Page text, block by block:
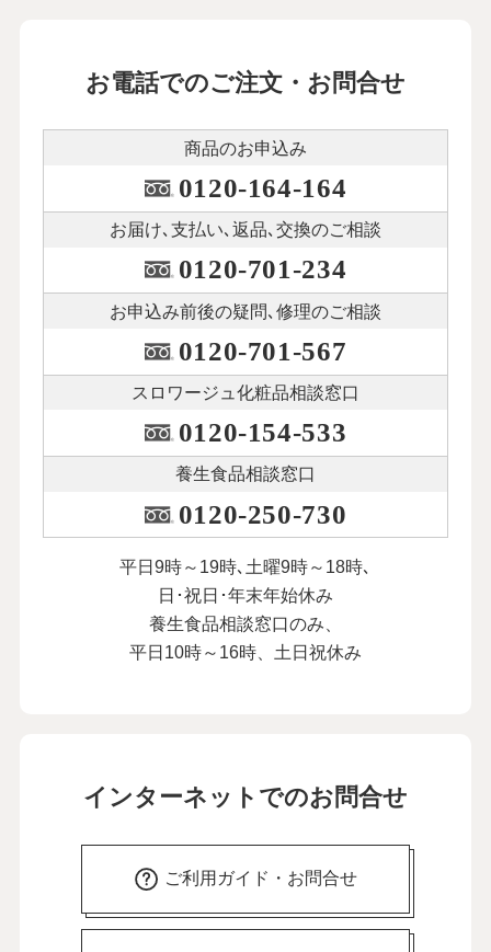
お電話でのご注文・お問合せ
商品のお申込み
0120-164-164
お届け､支払い､ 返品､交換のご相談
0120-701-234
お申込み前後の疑問､修理のご相談
0120-701-567
スロワージュ化粧品相談窓口
0120-154-533
養生食品相談窓口
0120-250-730
平日9時～19時､土曜9時～18時､
日･祝日･年末年始休み
養生食品相談窓口のみ、
平日10時～16時、土日祝休み
インターネットでのお問合せ
ご利用ガイド・お問合せ